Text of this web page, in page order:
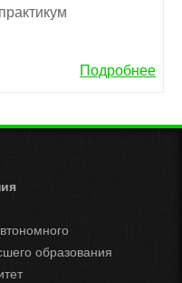
Подробнее
образования